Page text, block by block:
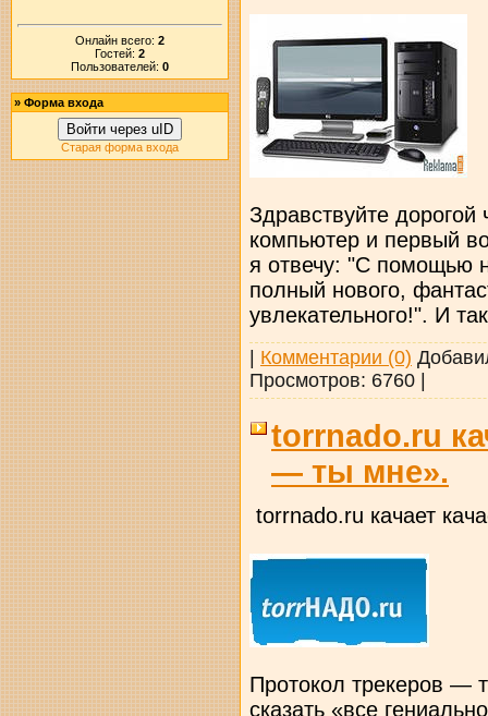
Онлайн всего: 2
Гостей: 2
Пользователей: 0
» Форма входа
Войти через uID
Старая форма входа
Здравствуйте
компьютер и первый
я отвечу: "С помощью
полный нового,
увлекательного!". И
| Комментарии (0)
Просмотров: 6760|
torrnado.ru
— ты мне».
torrnado.ru качает
Протокол трекеров —
сказать «все